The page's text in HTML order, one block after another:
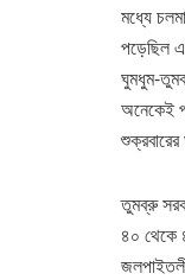
মধ্যে
পড়েছিল
ঘুমধুম-
অনেকেই
তুমব্রু
৪০ থেকে